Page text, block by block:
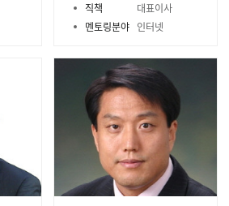
직책
대표이사
멘토링분야 인터넷